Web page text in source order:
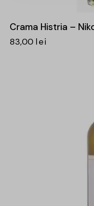
Crama Histria –
83,00 lei